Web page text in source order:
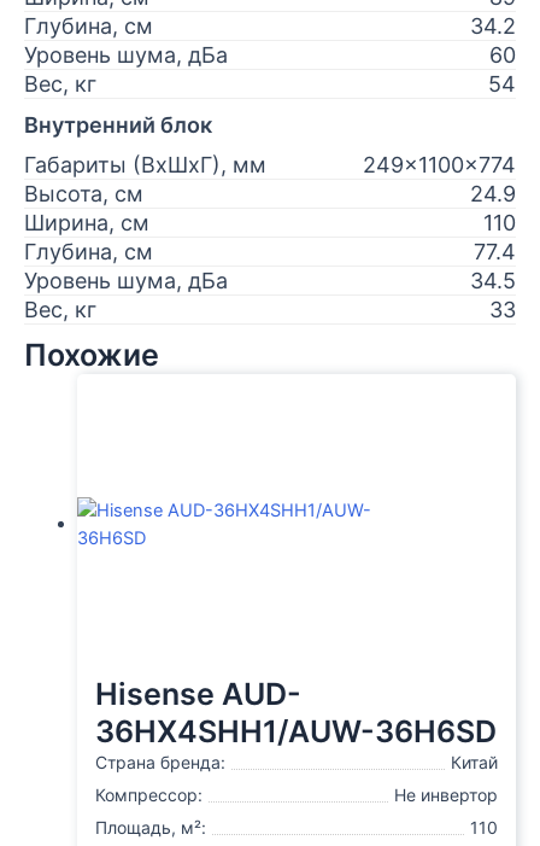
Глубина, см
34.2
Уровень шума, дБа
60
Вес, кг
54
Внутренний блок
Габариты (ВхШхГ), мм
249x1100x774
Высота, см
24.9
Ширина, см
110
Глубина, см
77.4
Уровень шума, дБа
34.5
Вес, кг
33
Похожие
Hisense AUD-
36HX4SHH1/AUW-36H6SD
Страна бренда:
Китай
Компрессор:
Не инвертор
Площадь, м²:
110